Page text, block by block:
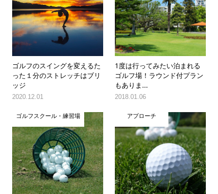
ゴルフのスイングを変えるた
った１分のストレッチはブリ
ッジ
2020.12.01
1度は行ってみたい泊まれる
ゴルフ場！ラウンド付プラン
もありま...
2018.01.06
ゴルフスクール・練習場 アプローチ